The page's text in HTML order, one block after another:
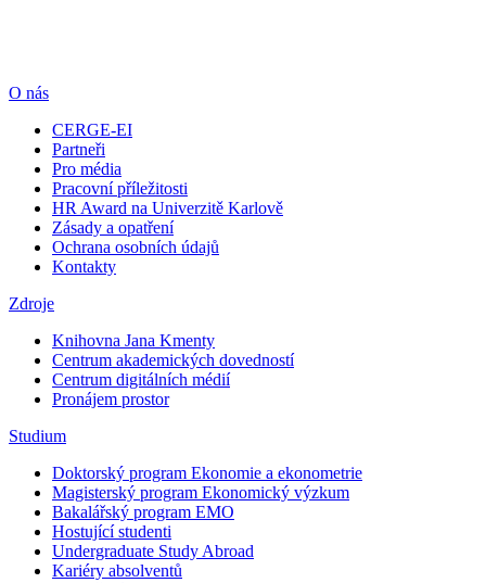
O nás
CERGE-EI
Partneři
Pro média
Pracovní příležitosti
HR Award na Univerzitě Karlově
Zásady a opatření
Ochrana osobních údajů
Kontakty
Zdroje
Knihovna Jana Kmenty
Centrum akademických dovedností
Centrum digitálních médií
Pronájem prostor
Studium
Doktorský program Ekonomie a ekonometrie
Magisterský program Ekonomický výzkum
Bakalářský program EMO
Hostující studenti
Undergraduate Study Abroad
Kariéry absolventů